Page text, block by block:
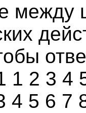
между
1 2 3 4
4 5 6 7